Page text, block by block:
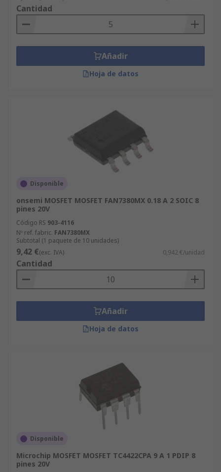
Semiconductores, que le dan la tranquilidad de
saber que nuestro compromiso con la excelencia
Cantidad
Añadir
Hoja de datos
Disponible
onsemi MOSFET MOSFET FAN7380MX 0.18 A 2 SOIC 8
pines 20V
Código RS 903-4116
Nº ref. fabric. FAN7380MX
Subtotal (1 paquete de 10 unidades)
9,42 €(exc. IVA) 0,942 €/unidad
Cantidad
Añadir
Hoja de datos
Disponible
Microchip MOSFET MOSFET TC4422CPA 9 A 1 PDIP 8
pines 20V